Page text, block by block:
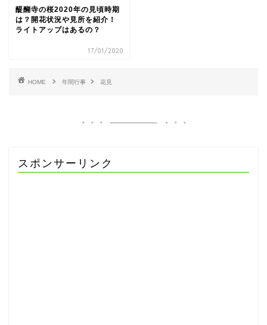
醍醐寺の桜2020年の見頃時期
は？開花状況や見所を紹介！
ライトアップはあるの？
17/01/2020
HOME 年間行事 花見
スポンサーリンク